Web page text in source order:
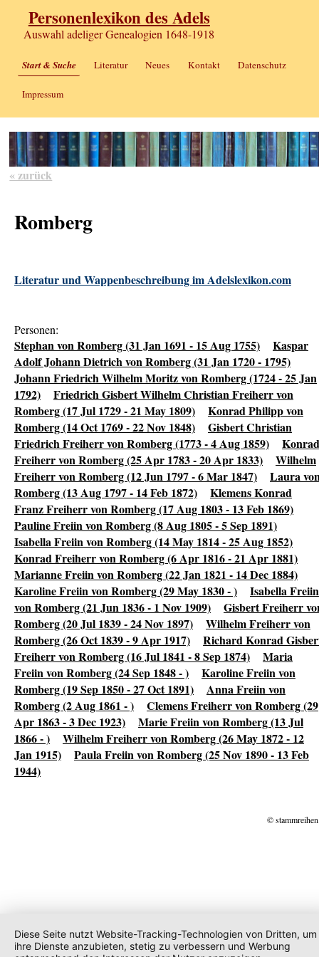
Personenlexikon des Adels
Auswahl adeliger Genealogien 1648-1918
Start & Suche Literatur Neues Kontakt Datenschutz
Impressum
« zurück
Romberg
Literatur und Wappenbeschreibung im Adelslexikon.com
Personen:
Stephan von Romberg (31 Jan 1691 - 15 Aug 1755)
Kaspar
Adolf Johann Dietrich von Romberg (31 Jan 1720 - 1795)
Johann Friedrich Wilhelm Moritz von Romberg (1724 - 25 Jan
1792)
Friedrich Gisbert Wilhelm Christian Freiherr von
Romberg (17 Jul 1729 - 21 May 1809)
Konrad Philipp von
Romberg (14 Oct 1769 - 22 Nov 1848)
Gisbert Christian
Friedrich Freiherr von Romberg (1773 - 4 Aug 1859)
Konrad
Freiherr von Romberg (25 Apr 1783 - 20 Apr 1833)
Wilhelm
Freiherr von Romberg (12 Jun 1797 - 6 Mar 1847)
Laura
Romberg (13 Aug 1797 - 14 Feb 1872)
Klemens Konrad
Franz Freiherr von Romberg (17 Aug 1803 - 13 Feb 1869)
Pauline Freiin von Romberg (8 Aug 1805 - 5 Sep 1891)
Isabella Freiin von Romberg (14 May 1814 - 25 Aug 1852)
Konrad Freiherr von Romberg (6 Apr 1816 - 21 Apr 1881)
Marianne Freiin von Romberg (22 Jan 1821 - 14 Dec 1884)
Karoline Freiin von Romberg (29 May 1830 - )
Isabella Freiin
von Romberg (21 Jun 1836 - 1 Nov 1909)
Gisbert Freiherr
Romberg (20 Jul 1839 - 24 Nov 1897)
Wilhelm Freiherr von
Romberg (26 Oct 1839 - 9 Apr 1917)
Richard Konrad
Freiherr von Romberg (16 Jul 1841 - 8 Sep 1874)
Maria
Freiin von Romberg (24 Sep 1848 - )
Karoline Freiin von
Romberg (19 Sep 1850 - 27 Oct 1891)
Anna Freiin von
Romberg (2 Aug 1861 - )
Clemens Freiherr von Romberg (29
Apr 1863 - 3 Dec 1923)
Marie Freiin von Romberg (13 Jul
1866 - )
Wilhelm Freiherr von Romberg (26 May 1872 - 12
Jan 1915)
Paula Freiin von Romberg (25 Nov 1890 - 13 Feb
1944)
©
Diese Seite nutzt Website-Tracking-Technologien von Dritten, um
ihre Dienste anzubieten, stetig zu verbessern und Werbung